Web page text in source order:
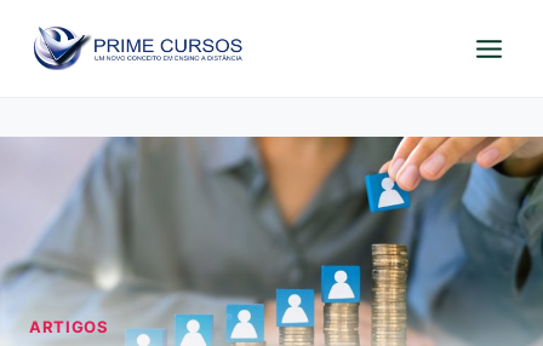
para
ARTIGOS